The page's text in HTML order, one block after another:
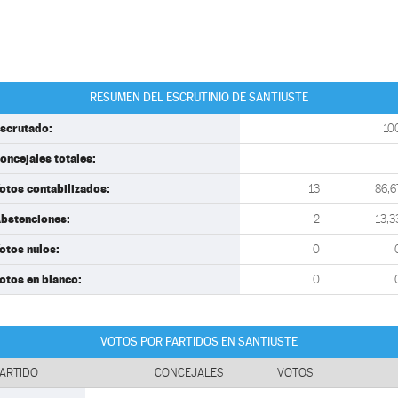
RESUMEN DEL ESCRUTINIO DE SANTIUSTE
totales:
contabilizados: 13
2
nulos: 0
en blanco: 0
VOTOS POR PARTIDOS EN SANTIUSTE
CONCEJALES VOTOS